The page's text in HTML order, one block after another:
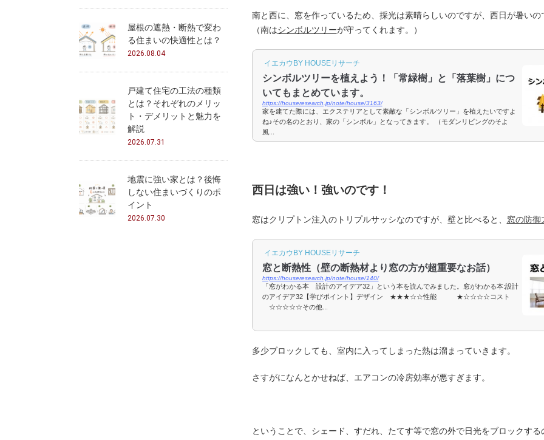
南と西に、窓を作っているため、採光は素晴らしいのですが、西日が暑いの
（南はシンボルツリーが守ってくれます。）
イエカウBY HOUSEリサーチ
シンボルツリーを植えよう！「常緑樹」と「落葉樹」につ
いてもまとめています。
https://houseresearch.jp/note/house/3163/
家を建てた際には、エクステリアとして素敵な「シンボルツリー」を植えたいですよ
ね♪その名のとおり、家の「シンボル」となってきます。 （モダンリビングのそよ
風...
西日は強い！強いのです！
窓はクリプトン注入のトリプルサッシなのですが、壁と比べると、 窓の防御
イエカウBY HOUSEリサーチ
窓と断熱性（壁の断熱材より窓の方が超重要なお話）
https://houseresearch.jp/note/house/140/
「窓がわかる本 設計のアイデア32」という本を読んでみました。窓がわかる本:設計
のアイデア32【学びポイント】デザイン ★★★☆☆性能 ★☆☆☆☆コスト
☆☆☆☆☆その他...
多少ブロックしても、室内に入ってしまった熱は溜まっていきます。
さすがになんとかせねば、エアコンの冷房効率が悪すぎます。
ということで、シェード、すだれ、たてす等で窓の外で日光をブロックす
屋根の遮熱・断熱で変わ
る住まいの快適性とは？
2026.08.04
戸建て住宅の工法の種類
とは？それぞれのメリッ
ト・デメリットと魅力を
解説
2026.07.31
地震に強い家とは？後悔
しない住まいづくりのポ
イント
2026.07.30